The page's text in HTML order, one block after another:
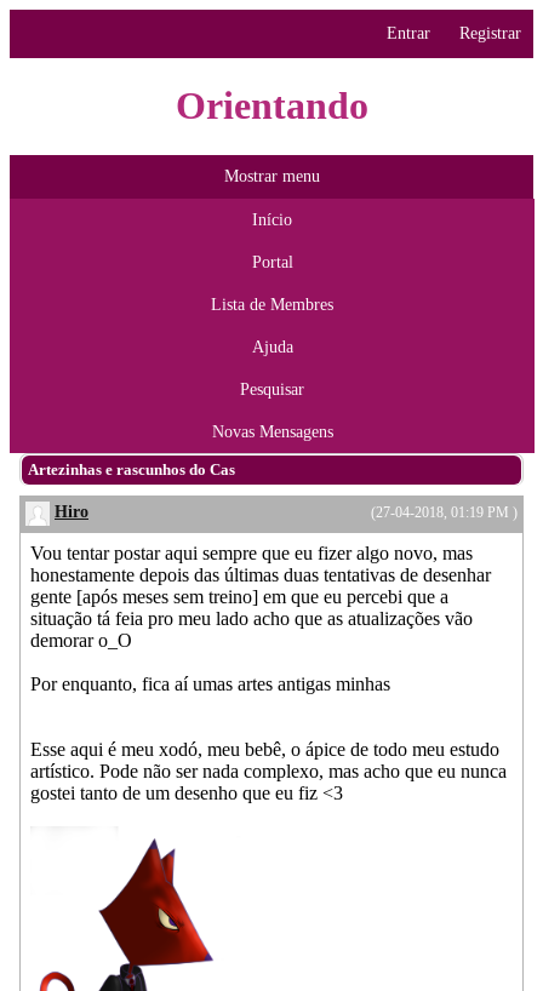
Entrar Registrar
Orientando
Mostrar menu
Início
Portal
Lista de Membres
Ajuda
Pesquisar
Novas Mensagens
Artezinhas e rascunhos do Cas
(27-04-2018, 01:19 PM )
Hiro
Vou tentar postar aqui sempre que eu fizer algo novo, mas
honestamente depois das últimas duas tentativas de desenhar
gente [após meses sem treino] em que eu percebi que a
situação tá feia pro meu lado acho que as atualizações vão
demorar o_O
Por enquanto, fica aí umas artes antigas minhas
Esse aqui é meu xodó, meu bebê, o ápice de todo meu estudo
artístico. Pode não ser nada complexo, mas acho que eu nunca
gostei tanto de um desenho que eu fiz <3